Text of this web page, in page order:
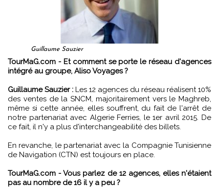
Guillaume Sauzier
TourMaG.com - Et comment se porte le réseau d'agences
intégré au groupe, Aliso Voyages ?
Guillaume Sauzier : Les 12 agences du réseau réalisent 10%
des ventes de la SNCM, majoritairement vers le Maghreb,
même si cette année, elles souffrent, du fait de l'arrêt de
notre partenariat avec Algerie Ferries, le 1er avril 2015. De
ce fait, il n'y a plus d'interchangeabilité des billets.
En revanche, le partenariat avec la Compagnie Tunisienne
de Navigation (CTN) est toujours en place.
TourMaG.com - Vous parlez de 12 agences, elles n'étaient
pas au nombre de 16 il y a peu ?